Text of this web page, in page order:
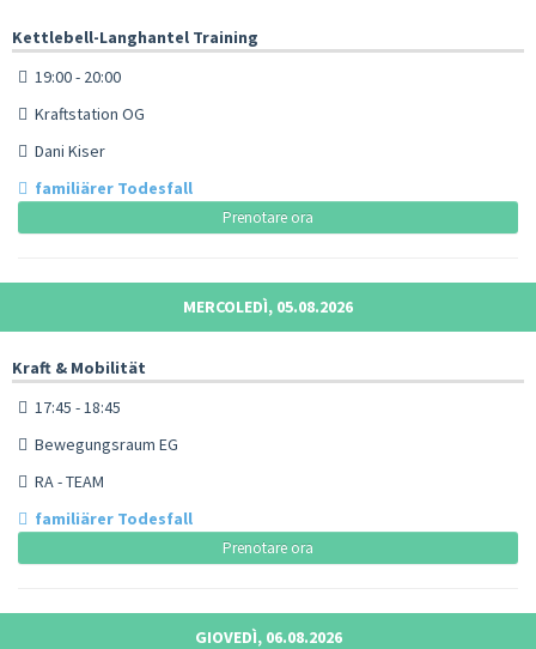
Kettlebell-Langhantel Training
19:00 - 20:00
Kraftstation OG
Dani Kiser
familiärer Todesfall
Prenotare ora
MERCOLEDÌ, 05.08.2026
Kraft & Mobilität
17:45 - 18:45
Bewegungsraum EG
RA - TEAM
familiärer Todesfall
Prenotare ora
GIOVEDÌ, 06.08.2026